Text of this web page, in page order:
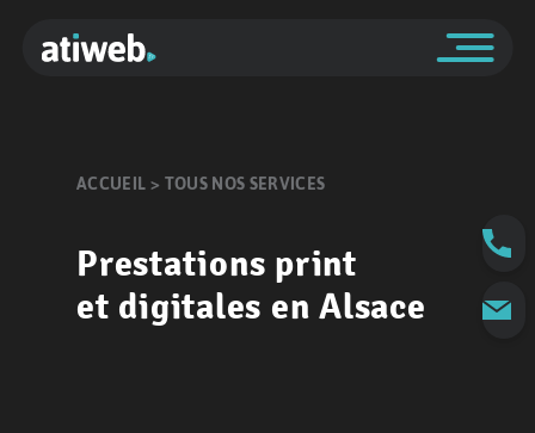
ACCUEIL > TOUS NOS SERVICES
Prestations print
et digitales en Alsace